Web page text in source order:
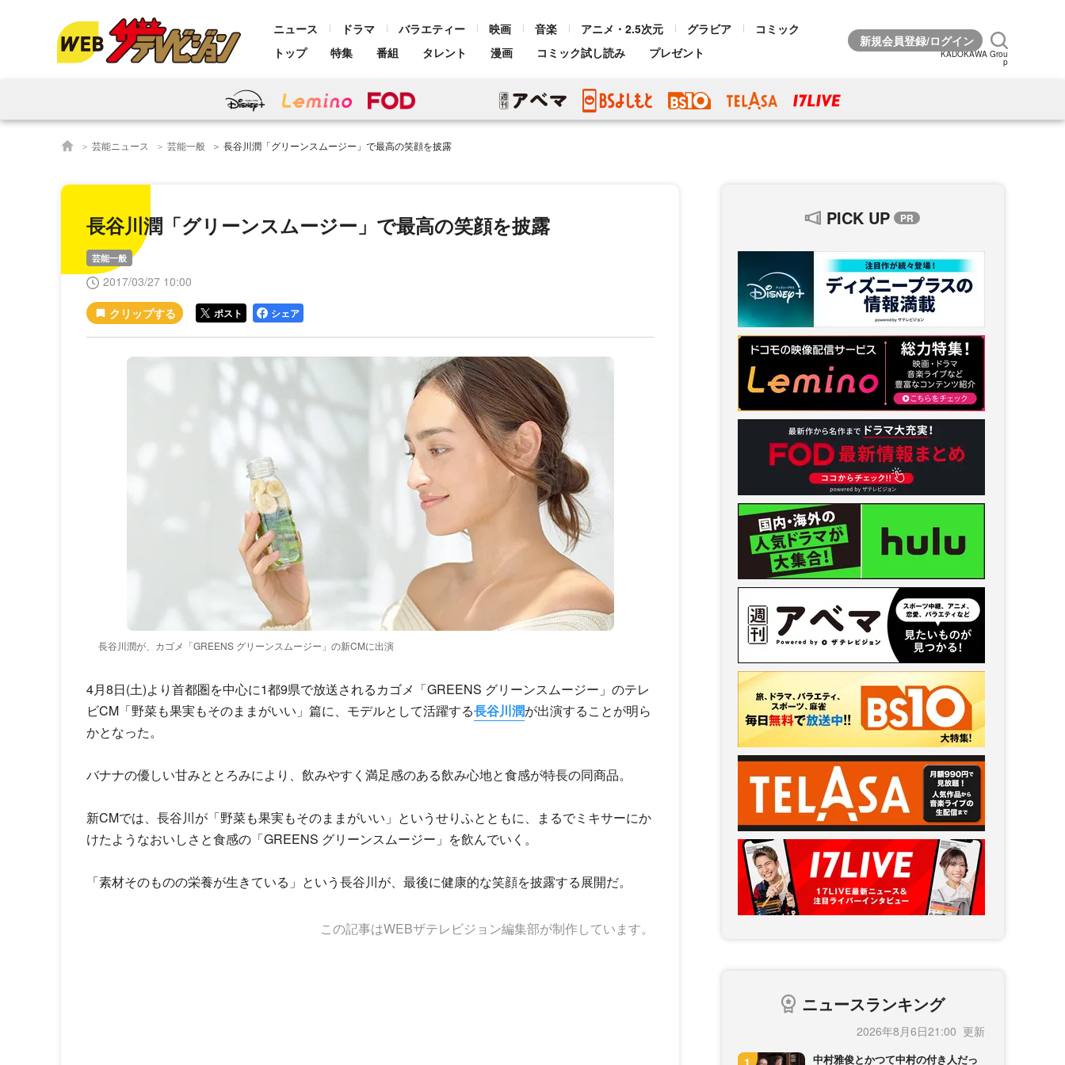
ニュース ドラマ バラエティー 映画 音楽 アニメ・2.5次元 グラビア
コミック
トップ
特集 番組 タレント 漫画 コミック試し読み プレゼント KADOKAWA Grou
p
芸能ニュース 芸能一般 長谷川潤「グリーンスムージー」で最高の笑顔を披露
長谷川潤「グリーンスムージー」で最高の笑顔を披露
芸能一般
2017/03/27 10:00
ポスト シェア
長谷川潤が、カゴメ「GREENS グリーンスムージー」の新CMに出演
4月8日(土)より首都圏を中心に1都9県で放送されるカゴメ「GREENS グリーンスムージー」のテレ
ビCM「野菜も果実もそのままがいい」篇に、モデルとして活躍する長谷川潤が出演することが明ら
かとなった。
バナナの優しい甘みととろみにより、飲みやすく満足感のある飲み心地と食感が特長の同商品。
新CMでは、長谷川が「野菜も果実もそのままがいい」というせりふとともに、まるでミキサーにか
けたようなおいしさと食感の「GREENS グリーンスムージー」を飲んでいく。
「素材そのものの栄養が生きている」という長谷川が、最後に健康的な笑顔を披露する展開だ。
この記事はWEBザテレビジョン編集部が制作しています。
PICK UP
ニュースランキング
2026年8月6日21:00
中村雅俊とかつて中村の付き人だっ